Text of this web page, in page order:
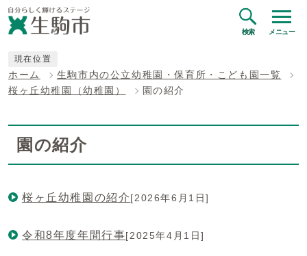
検索 メニュー
現在位置
ホーム
生駒市内の公立幼稚園・保育所・こども園一覧
桜ヶ丘幼稚園（幼稚園）
園の紹介
園の紹介
桜ヶ丘幼稚園の紹介[2026年6月1日]
令和8年度年間行事[2025年4月1日]